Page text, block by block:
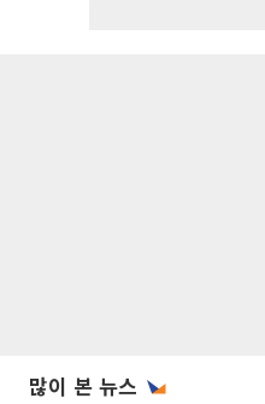
많이 본 뉴스